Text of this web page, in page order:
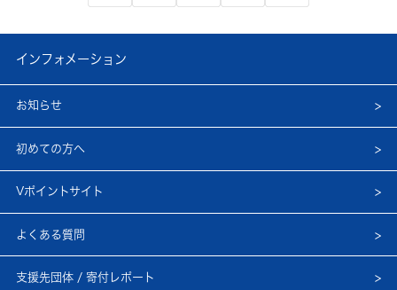
インフォメーション
お知らせ
初めての方へ
Vポイントサイト
よくある質問
支援先団体 / 寄付レポート